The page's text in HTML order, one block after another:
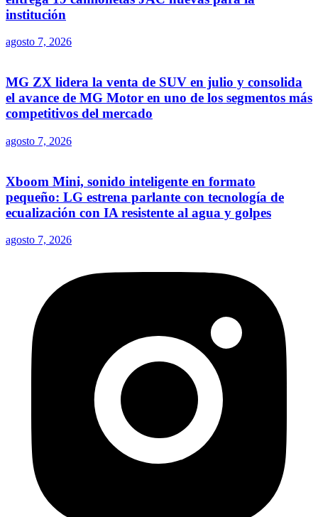
institución
agosto 7, 2026
MG ZX lidera la venta de SUV en julio y consolida
el avance de MG Motor en uno de los segmentos más
competitivos del mercado
agosto 7, 2026
Xboom Mini, sonido inteligente en formato
pequeño: LG estrena parlante con tecnología de
ecualización con IA resistente al agua y golpes
agosto 7, 2026